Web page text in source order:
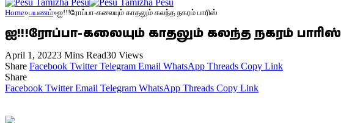
Home»பயணம்»ஐ!!!ரோப்பா-கலையும் காதலும் கலந்த நகரம் பாரிஸ்
ஐ!!!ரோப்பா-கலையும் காதலும் கலந்த நகரம் பாரிஸ்
April 1, 20223 Mins Read30 Views
Share Facebook Twitter Telegram Email WhatsApp Threads Copy Link
Share
Facebook Twitter Email Telegram WhatsApp Threads Copy Link